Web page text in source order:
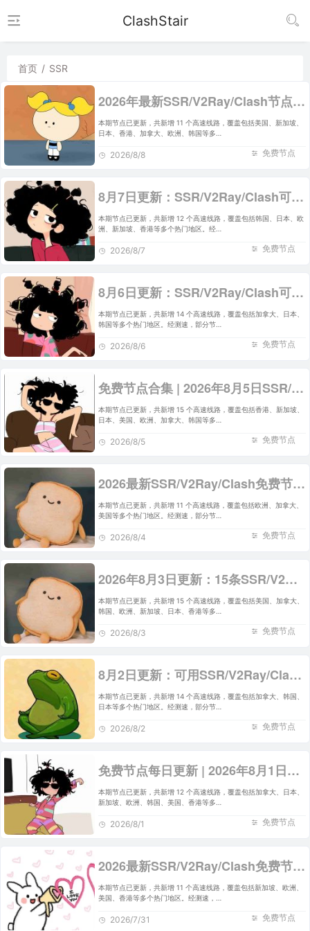
ClashStair
首页 / SSR
2026年最新SSR/V2Ray/Clash节点分享 | 8月8日实时可用
本期节点已更新，共新增 11 个高速线路，覆盖包括美国、新加坡、
日本、香港、加拿大、欧洲、韩国等多…
免费节点
2026/8/8
8月7日更新：SSR/V2Ray/Clash可用节点12条分享
本期节点已更新，共新增 12 个高速线路，覆盖包括韩国、日本、欧
洲、新加坡、香港等多个热门地区。经…
免费节点
2026/8/7
8月6日更新：SSR/V2Ray/Clash可用节点14条分享
本期节点已更新，共新增 14 个高速线路，覆盖包括加拿大、日本、
韩国等多个热门地区。经测速，部分节…
免费节点
2026/8/6
免费节点合集 | 2026年8月5日SSR/V2Ray/Clash订阅整理
本期节点已更新，共新增 15 个高速线路，覆盖包括香港、新加坡、
日本、美国、欧洲、加拿大、韩国等多…
免费节点
2026/8/5
2026最新SSR/V2Ray/Clash免费节点 | 8月4日可用订阅
本期节点已更新，共新增 11 个高速线路，覆盖包括欧洲、加拿大、
美国等多个热门地区。经测速，部分节…
免费节点
2026/8/4
2026年8月3日更新：15条SSR/V2Ray/Clash可用免费节点
本期节点已更新，共新增 15 个高速线路，覆盖包括美国、加拿大、
韩国、欧洲、新加坡、日本、香港等多…
免费节点
2026/8/3
8月2日更新：可用SSR/V2Ray/Clash免费节点全集（14条）
本期节点已更新，共新增 14 个高速线路，覆盖包括加拿大、韩国、
日本等多个热门地区。经测速，部分节…
免费节点
2026/8/2
免费节点每日更新 | 2026年8月1日SSR/V2Ray/Clash可用订阅
本期节点已更新，共新增 12 个高速线路，覆盖包括加拿大、日本、
新加坡、欧洲、韩国、美国、香港等多…
免费节点
2026/8/1
2026最新SSR/V2Ray/Clash免费节点 | 7月31日可用订阅
本期节点已更新，共新增 11 个高速线路，覆盖包括新加坡、欧洲、
美国、香港等多个热门地区。经测速，…
免费节点
2026/7/31